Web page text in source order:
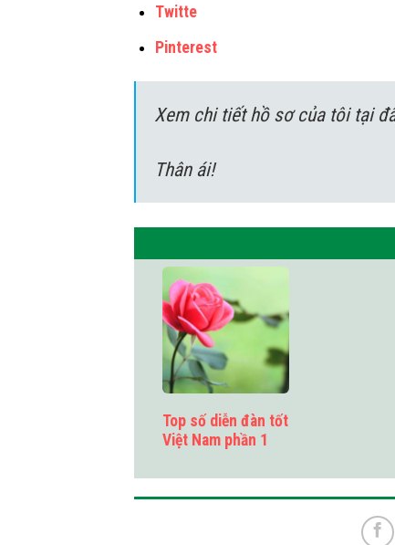
Twitte
Pinterest
Xem chi tiết hồ sơ của tôi tại
Thân ái!
Top số diễn đàn tốt
Việt Nam phần 1